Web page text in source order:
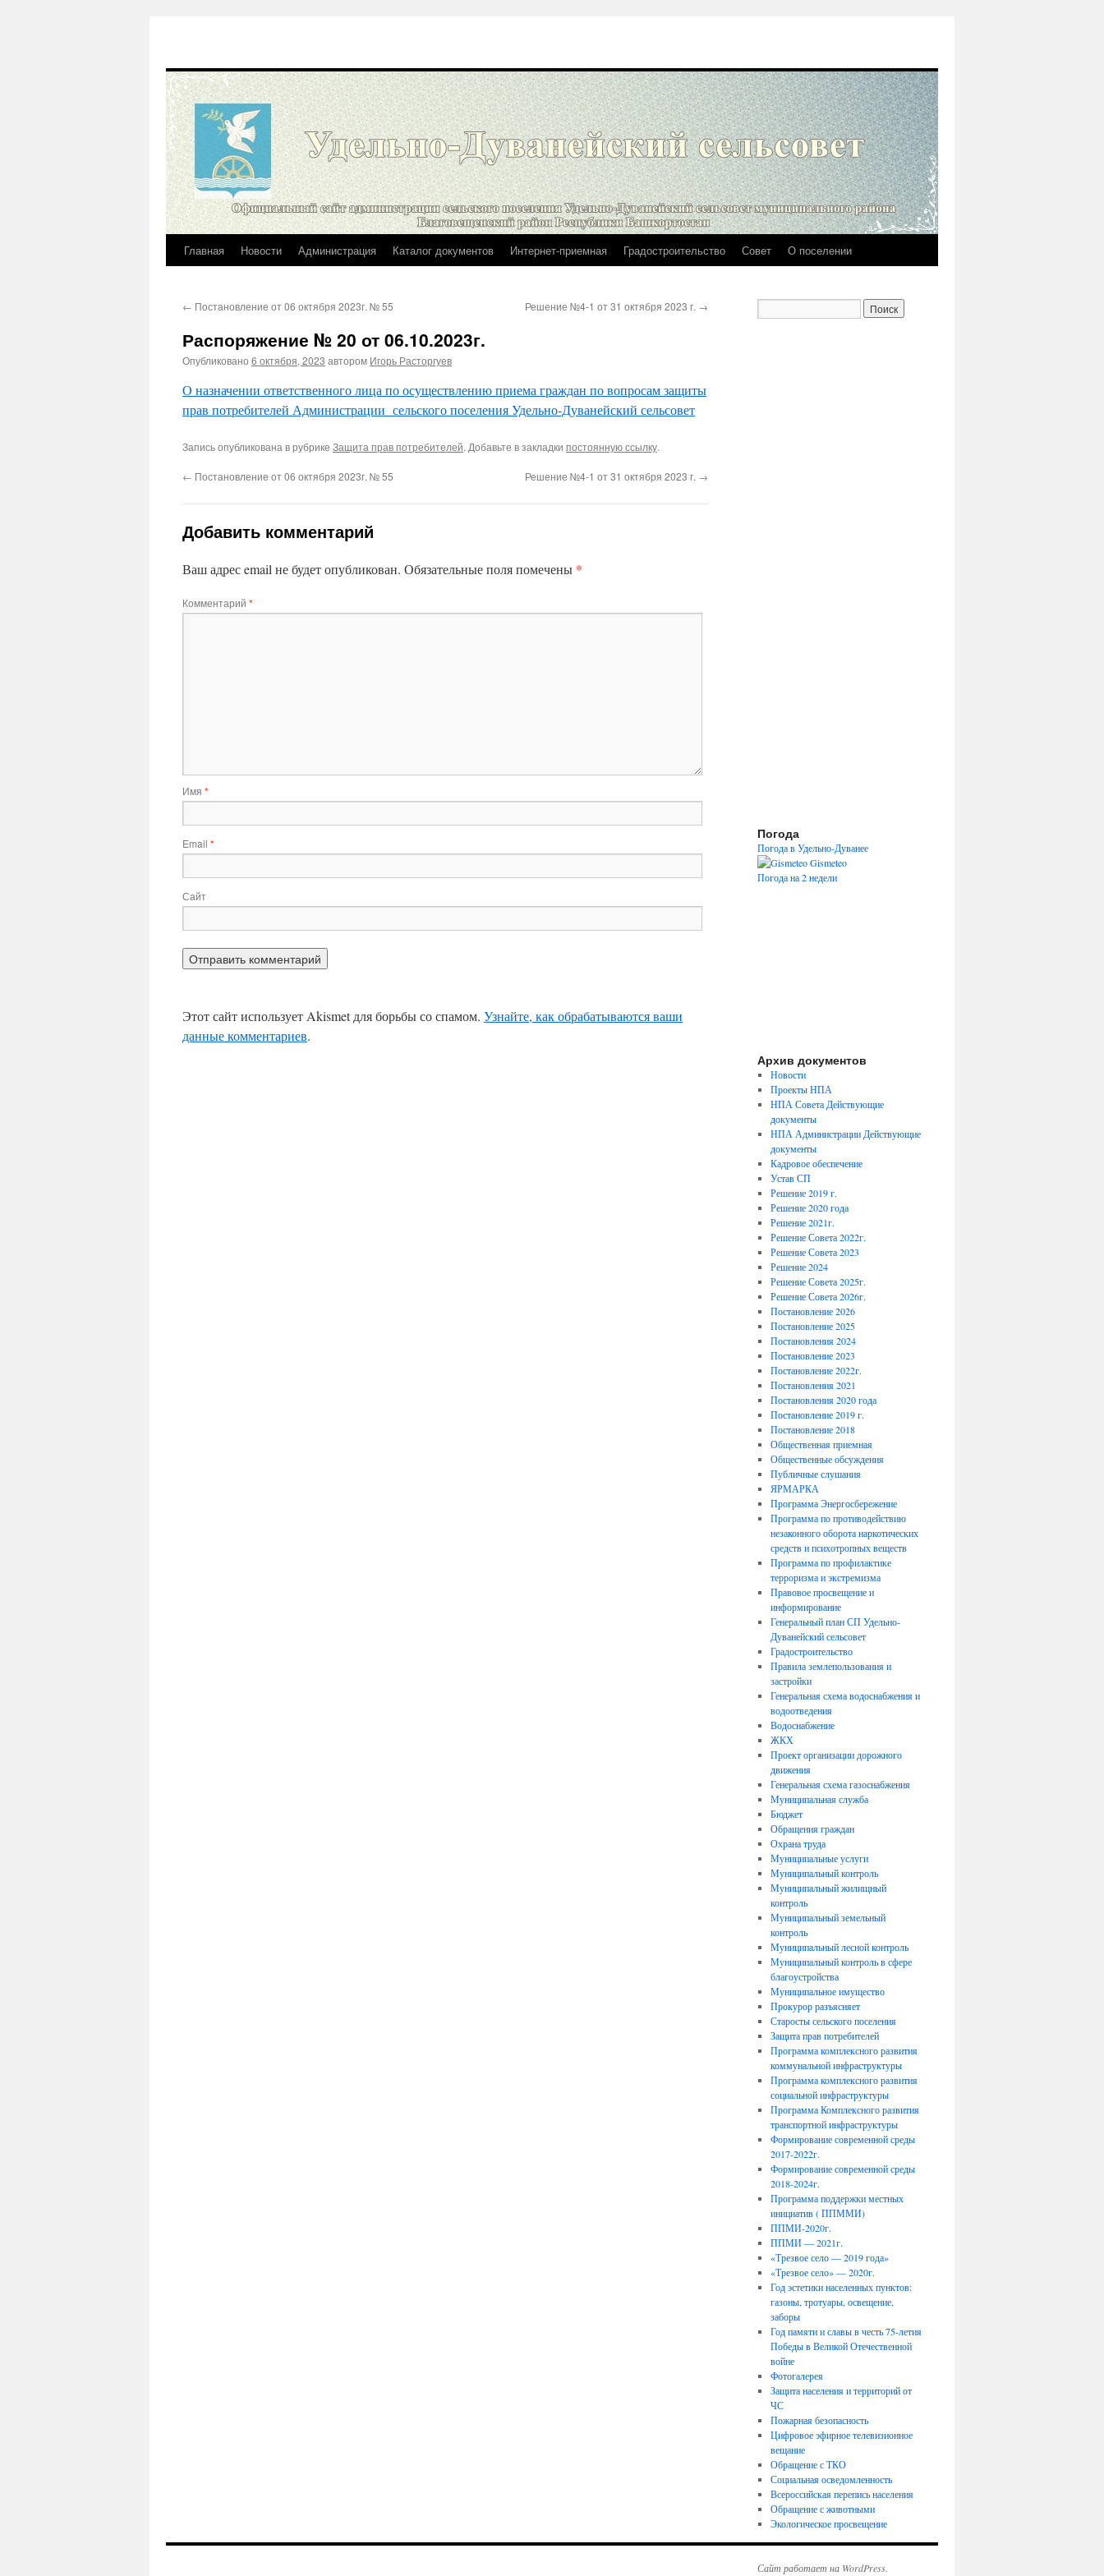
Перейти
содержимому
Главная Новости Администрация Каталог документов Интернет-приемная Градостроительство Совет О поселении
← Постановление от 06 октября 2023г. № 55 Решение №4-1 от 31 октября 2023 г. →
Распоряжение № 20 от 06.10.2023г.
Опубликовано 6 октября, 2023 автором Игорь Расторгуев
О назначении ответственного лица по осуществлению приема граждан по вопросам защиты
прав потребителей Администрации сельского поселения Удельно-Дуванейский сельсовет
Запись опубликована в рубрике Защита прав потребителей. Добавьте в закладки постоянную ссылку.
← Постановление от 06 октября 2023г. № 55 Решение №4-1 от 31 октября 2023 г. →
Добавить комментарий
Ваш адрес email не будет опубликован. Обязательные поля помечены *
Комментарий *
Имя *
Email *
Сайт
Этот сайт использует Akismet для борьбы со спамом. Узнайте, как обрабатываются ваши
данные комментариев.
Погода
Погода в Удельно-Дуванее
Gismeteo
Погода на 2 недели
Архив документов
Новости
Проекты НПА
НПА Совета Действующие
документы
НПА Администрации Действующие
документы
Кадровое обеспечение
Устав СП
Решение 2019 г.
Решение 2020 года
Решение 2021г.
Решение Совета 2022г.
Решение Совета 2023
Решение 2024
Решение Совета 2025г.
Решение Совета 2026г.
Постановление 2026
Постановление 2025
Постановления 2024
Постановление 2023
Постановление 2022г.
Постановления 2021
Постановления 2020 года
Постановление 2019 г.
Постановление 2018
Общественная приемная
Общественные обсуждения
Публичные слушания
ЯРМАРКА
Программа Энергосбережение
Программа по противодействию
незаконного оборота наркотических
средств и психотропных веществ
Программа по профилактике
терроризма и экстремизма
Правовое просвещение и
информирование
Генеральный план СП Удельно-
Дуванейский сельсовет
Градостроительство
Правила землепользования и
застройки
Генеральная схема водоснабжения и
водоотведения
Водоснабжение
ЖКХ
Проект организации дорожного
движения
Генеральная схема газоснабжения
Муниципальная служба
Бюджет
Обращения граждан
Охрана труда
Муниципальные услуги
Муниципальный контроль
Муниципальный жилищный
контроль
Муниципальный земельный
контроль
Муниципальный лесной контроль
Муниципальный контроль в сфере
благоустройства
Муниципальное имущество
Прокурор разъясняет
Старосты сельского поселения
Защита прав потребителей
Программа комплексного развития
коммунальной инфраструктуры
Программа комплексного развития
социальной инфраструктуры
Программа Комплексного развития
транспортной инфраструктуры
Формирование современной среды
2017-2022г.
Формирование современной среды
2018-2024г.
Программа поддержки местных
инициатив ( ППММИ)
ППМИ-2020г.
ППМИ — 2021г.
«Трезвое село — 2019 года»
«Трезвое село» — 2020г.
Год эстетики населенных пунктов:
газоны, тротуары, освещение,
заборы
Год памяти и славы в честь 75-летия
Победы в Великой Отечественной
войне
Фотогалерея
Защита населения и территорий от
ЧС
Пожарная безопасность
Цифровое эфирное телевизионное
вещание
Обращение с ТКО
Социальная осведомленность
Всероссийская перепись населения
Обращение с животными
Экологическое просвещение
Сайт работает на WordPress.